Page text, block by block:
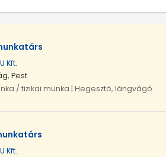
Kft.
Pest
/ fizikai munka | Hegesztő, lángvágó
Kft.